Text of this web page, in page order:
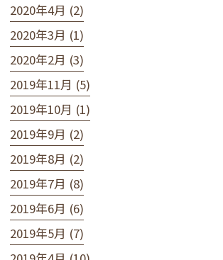
2020年4月 (2)
2020年3月 (1)
2020年2月 (3)
2019年11月 (5)
2019年10月 (1)
2019年9月 (2)
2019年8月 (2)
2019年7月 (8)
2019年6月 (6)
2019年5月 (7)